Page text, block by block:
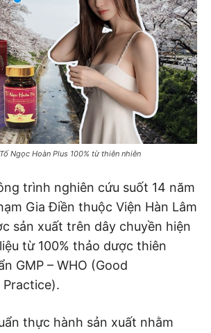
Ngọc Hoàn Plus 100% từ thiên nhiên
trình nghiên cứu suốt 14 năm
Gia Điền thuộc Viện Hàn Lâm
sản xuất trên dây chuyền hiện
từ 100% thảo dược thiên
GMP – WHO (Good
thực hành sản xuất nhằm